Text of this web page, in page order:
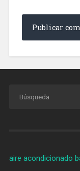
aire acondicionado